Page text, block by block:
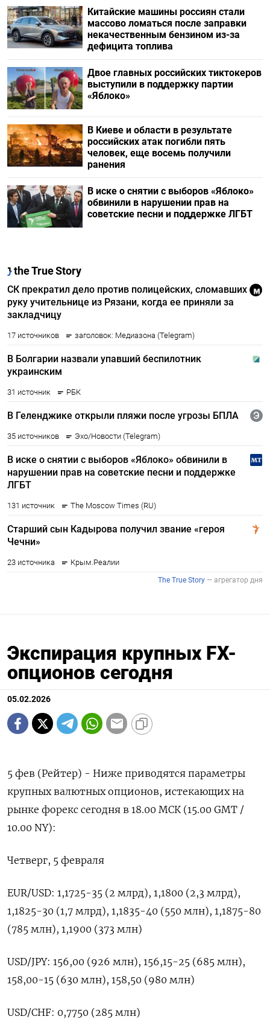
Китайские машины россиян стали
массово ломаться после заправки
некачественным бензином из-за
дефицита топлива
Двое главных российских тиктокеров
выступили в поддержку партии
«Яблоко»
В Киеве и области в результате
российских атак погибли пять
человек, еще восемь получили
ранения
В иске о снятии с выборов «Яблоко»
обвинили в нарушении прав на
советские песни и поддержке ЛГБТ
Экспирация крупных FX-
опционов сегодня
05.02.2026
5 фев (Рейтер) - Ниже приводятся параметры
крупных валютных опционов, ⁠истекающих на
рынке форекс сегодня в 18.00 МСК (15.00 GMT /
⁠10.00 NY):
Четверг, ​5 февраля
EUR/USD: ⁠1,1725-35 (2 млрд), 1,1800 (2,3 ⁠млрд),
1,1825-30 (1,7 млрд), 1,1835-40 (550 млн), ‌1,1875-80
(785 млн), ‍1,1900 (373 млн)
USD/JPY: 156,00 (926 ‌млн), 156,15-25 (685 млн), ​
158,00-15 (630 млн), 158,50 (980 млн)
USD/CHF: 0,7750 (285 млн)